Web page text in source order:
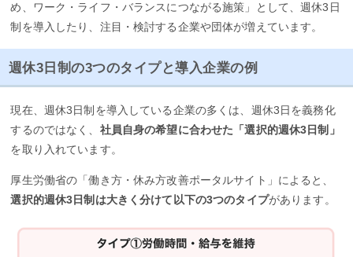
め、ワーク・ライフ・バランスにつながる施策」として、週休3日
制を導入したり、注目・検討する企業や団体が増えています。
週休3日制の3つのタイプと導入企業の例
現在、週休3日制を導入している企業の多くは、週休3日を義務化
するのではなく、 社員自身の希望に合わせた「選択的週休3日制」
を取り入れています。
厚生労働省の「働き方・休み方改善ポータルサイト」によると、
選択的週休3日制は大きく分けて以下の3つのタイプがあります。